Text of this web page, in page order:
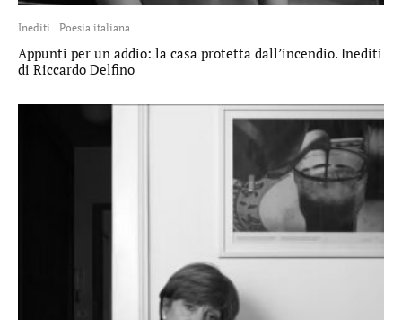
Inediti Poesia italiana
Appunti per un addio: la casa protetta dall’incendio. Inediti
di Riccardo Delfino